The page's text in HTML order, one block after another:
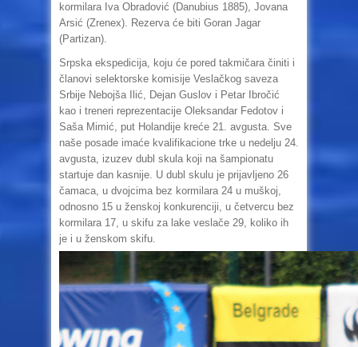
kormilara Iva Obradović (Danubius 1885), Jovana
Arsić (Zrenex). Rezerva će biti Goran Jagar
(Partizan).
Srpska ekspedicija, koju će pored takmičara činiti i
članovi selektorske komisije Veslačkog saveza
Srbije Nebojša Ilić, Dejan Guslov i Petar Ibročić
kao i treneri reprezentacije Oleksandar Fedotov i
Saša Mimić, put Holandije kreće 21. avgusta. Sve
naše posade imaće kvalifikacione trke u nedelju 24.
avgusta, izuzev dubl skula koji na šampionatu
startuje dan kasnije. U dubl skulu je prijavljeno 26
čamaca, u dvojcima bez kormilara 24 u muškoj,
odnosno 15 u ženskoj konkurenciji, u četvercu bez
kormilara 17, u skifu za lake veslače 29, koliko ih
je i u ženskom skifu.